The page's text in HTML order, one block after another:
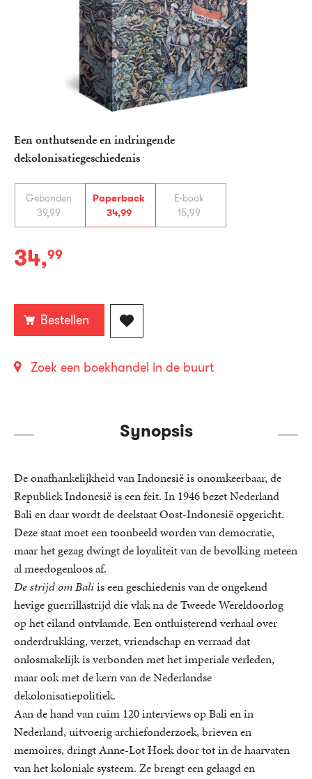
Een onthutsende en indringende
dekolonisatiegeschiedenis
Gebonden
39,99
Paperback
34,99
E-book
15,99
Paperback:
34,99
Bestellen
Zoek een boekhandel in de buurt
Synopsis
De onafhankelijkheid van Indonesië is onomkeerbaar, de
Republiek Indonesië is een feit. In 1946 bezet Nederland
Bali en daar wordt de deelstaat Oost-Indonesië opgericht.
Deze staat moet een toonbeeld worden van democratie,
maar het gezag dwingt de loyaliteit van de bevolking meteen
al meedogenloos af.
De strijd om Baliis een geschiedenis van de ongekend
hevige guerrillastrijd die vlak na de Tweede Wereldoorlog
op het eiland ontvlamde. Een ontluisterend verhaal over
onderdrukking, verzet, vriendschap en verraad dat
onlosmakelijk is verbonden met het imperiale verleden,
maar ook met de kern van de Nederlandse
dekolonisatiepolitiek.
Aan de hand van ruim 120 interviews op Bali en in
Nederland, uitvoerig archiefonderzoek, brieven en
memoires, dringt Anne-Lot Hoek door tot in de haarvaten
van het koloniale systeem. Ze brengt een gelaagd en